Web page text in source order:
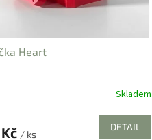
Heart
Skladem
/ ks
DETAIL